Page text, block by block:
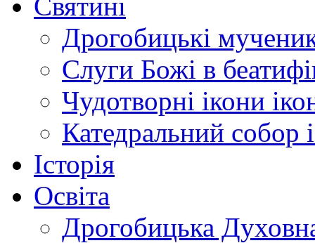
Дрогобицькі
Слуги Божі в
Чудотворні ікони
Катедральний собор
Історія
Освіта
Дрогобицька